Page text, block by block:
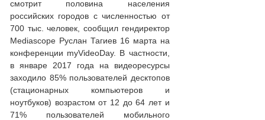
смотрит половина населения
российских городов с численностью от
700 тыс. человек, сообщил гендиректор
Mediascope Руслан Тагиев 16 марта на
конференции myVideoDay. В частности,
в январе 2017 года на видеоресурсы
заходило 85% пользователей десктопов
(стационарных компьютеров и
ноутбуков) возрастом от 12 до 64 лет и
71% пользователей мобильного